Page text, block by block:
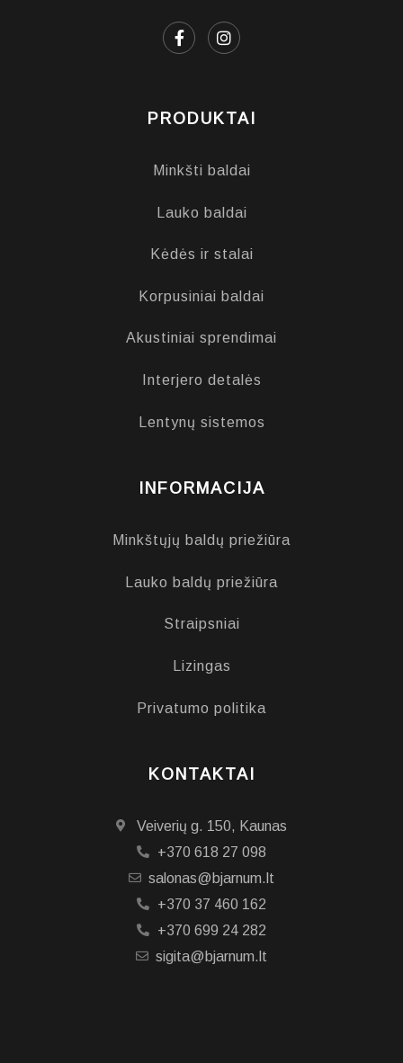
PRODUKTAI
Minkšti baldai
Lauko baldai
Kėdės ir stalai
Korpusiniai baldai
Akustiniai sprendimai
Interjero detalės
Lentynų sistemos
INFORMACIJA
Minkštųjų baldų priežiūra
Lauko baldų priežiūra
Straipsniai
Lizingas
Privatumo politika
KONTAKTAI
Veiverių g. 150, Kaunas
+370 618 27 098
salonas@bjarnum.lt
+370 37 460 162
+370 699 24 282
sigita@bjarnum.lt